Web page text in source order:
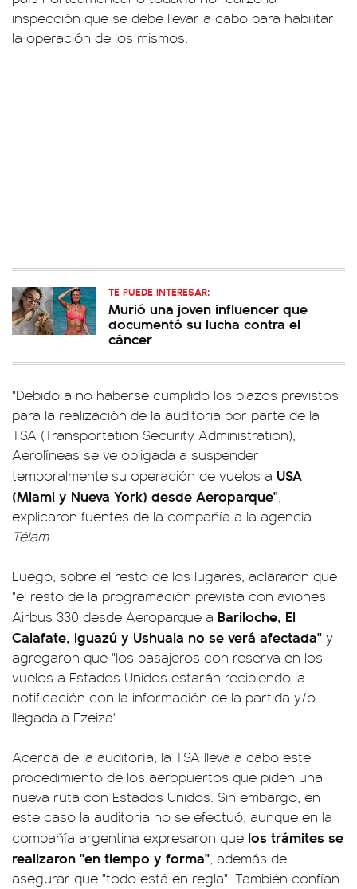
inspección que se debe llevar a cabo para habilitar
la operación de los mismos.
TE PUEDE INTERESAR:
Murió una joven influencer que
documentó su lucha contra el
cáncer
"Debido a no haberse cumplido los plazos previstos
para la realización de la auditoria por parte de la
TSA (Transportation Security Administration),
Aerolíneas se ve obligada a suspender
temporalmente su operación de vuelos a USA
(Miami y Nueva York) desde Aeroparque",
explicaron fuentes de la compañía a la agencia
Télam.
Luego, sobre el resto de los lugares, aclararon que
"el resto de la programación prevista con aviones
Airbus 330 desde Aeroparque a Bariloche, El
Calafate, Iguazú y Ushuaia no se verá afectada" y
agregaron que "los pasajeros con reserva en los
vuelos a Estados Unidos estarán recibiendo la
notificación con la información de la partida y/o
llegada a Ezeiza".
Acerca de la auditoría, la TSA lleva a cabo este
procedimiento de los aeropuertos que piden una
nueva ruta con Estados Unidos. Sin embargo, en
este caso la auditoria no se efectuó, aunque en la
compañía argentina expresaron que los trámites se
realizaron "en tiempo y forma", además de
asegurar que "todo está en regla". También confían